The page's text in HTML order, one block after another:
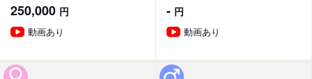
250,000 円
動画あり
- 円
動画あり